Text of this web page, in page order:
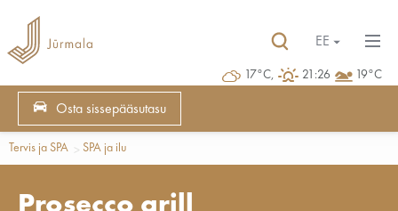
17°C, 21:26 19°C
EE
Osta sissepääsutasu
Tervis ja SPA SPA ja ilu